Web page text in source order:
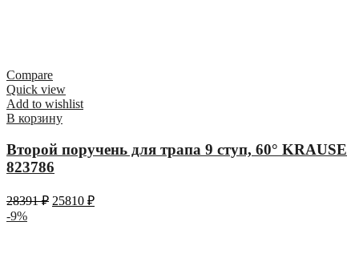
Compare
Quick view
Add to wishlist
В корзину
Второй поручень для трапа 9 ступ, 60° KRAUSE
823786
28391₽ 25810 ₽
-9%